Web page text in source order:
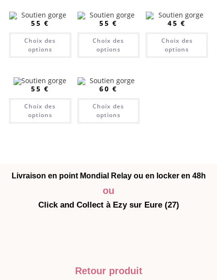
55€
Choix des
options
55€
Choix des
options
45€
Choix des
options
55€
Choix des
options
60€
Choix des
options
Livraison en point Mondial Relay ou en locker en 48h
ou
Click and Collect à Ezy sur Eure (27)
Retour produit